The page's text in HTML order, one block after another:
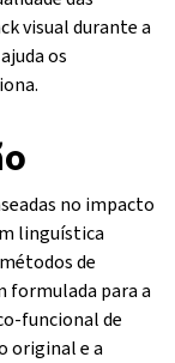
visual durante a
os
no impacto
linguística
de
formulada para a
funcional de
original e a